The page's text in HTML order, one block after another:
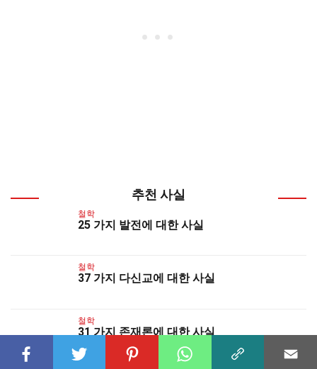
추천 사실
철학
25 가지 발전에 대한 사실
철학
37 가지 다신교에 대한 사실
철학
31 가지 존재론에 대한 사실